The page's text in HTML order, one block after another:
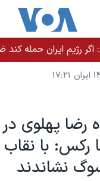
رضا پهلوی
با نقاب
نشاندند